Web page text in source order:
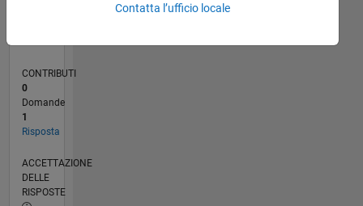
CONTRIBUTI
0
Domande
1
Risposta
ACCETTAZIONE
DELLE
RISPOSTE
Contatta l’ufficio locale